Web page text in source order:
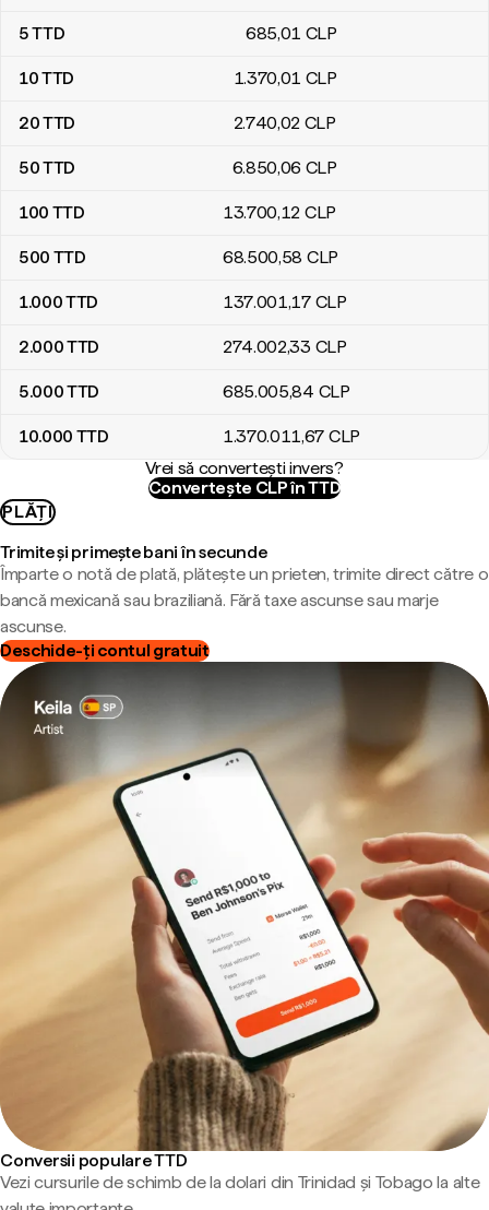
5TTD 685,01 CLP
10TTD 1.370,01 CLP
20TTD 2.740,02 CLP
50TTD 6.850,06 CLP
100 TTD 13.700,12 CLP
500 TTD 68.500,58 CLP
1.000TTD 137.001,17 CLP
2.000TTD 274.002,33 CLP
5.000TTD 685.005,84 CLP
10.000 TTD 1.370.011,67 CLP
Vrei să convertești invers?
Convertește CLP în TTD
PLĂȚI
Trimite și primește bani în secunde
Împarte o notă de plată, plătește un prieten, trimite direct către o
bancă mexicană sau braziliană. Fără taxe ascunse sau marje
ascunse.
Deschide-ți contul gratuit
Conversii populare TTD
Vezi cursurile de schimb de la dolari din Trinidad și Tobago la alte